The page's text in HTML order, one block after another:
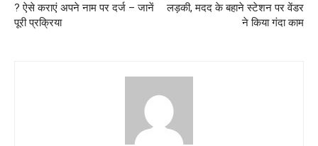
? ऐसे कराएं अपने नाम पर दर्ज – जानें
पूरी प्रक्रिया
लड़की, मदद के बहाने स्टेशन पर वेंडर
ने किया गंदा काम